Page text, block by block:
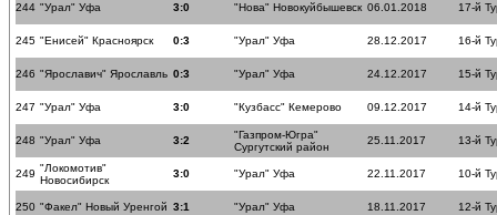
244 "Урал" Уфа 3:0 "Нова" Новокуйбышевск 06.01.2018 17-й
245 "Енисей" Красноярск 0:3 "Урал" Уфа 28.12.2017 16-й
246 "Ярославич" Ярославль 0:3 "Урал" Уфа 24.12.2017 15-й
247 "Урал" Уфа 3:0 "Кузбасс" Кемерово 09.12.2017 14-й
248 "Урал" Уфа 3:2
"Газпром-Югра"
Сургутский район
25.11.2017 13-й
249 "Локомотив"
Новосибирск
3:0 "Урал" Уфа 22.11.2017 10-й
250 "Факел" Новый Уренгой 3:1 "Урал" Уфа 18.11.2017 12-й